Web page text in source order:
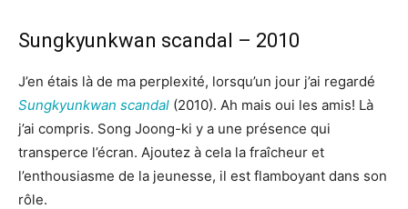
Sungkyunkwan scandal – 2010
J’en étais là de ma perplexité, lorsqu’un jour j’ai regardé
Sungkyunkwan scandal (2010). Ah mais oui les amis! Là
j’ai compris. Song Joong-ki y a une présence qui
transperce l’écran. Ajoutez à cela la fraîcheur et
l’enthousiasme de la jeunesse, il est flamboyant dans son
rôle.